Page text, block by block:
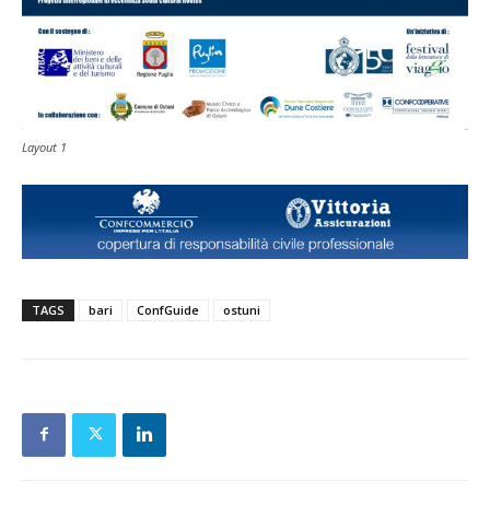
Layout 1
TAGS bari ConfGuide ostuni